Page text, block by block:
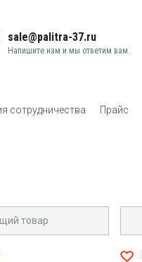
sale@palitra-37.ru
Напишите нам и мы ответим вам.
сотрудничества Прайс
товар